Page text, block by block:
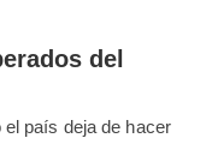
del
país deja de hacer